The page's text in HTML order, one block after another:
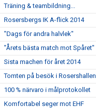
Träning & teambildning...
Rosersbergs IK A-flick 2014
"Dags för andra halvlek"
"Årets bästa match mot Spåret"
Sista machen för året 2014
Tomten på besök i Rosershallen
100 % närvaro i målprotokollet
Komfortabel seger mot EHF